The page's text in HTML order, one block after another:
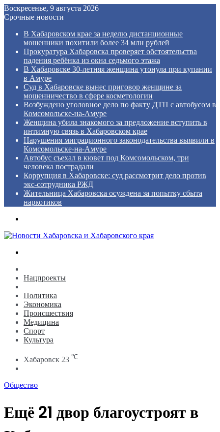
Воскресенье, 9 августа 2026
Срочные новости
В Хабаровском крае за неделю дистанционные
мошенники похитили более 34 млн рублей
Прокуратура Хабаровска проверяет обстоятельства
падения ребёнка из окна седьмого этажа
В Хабаровске 30-летняя женщина утонула при купании
в Амуре
Суд в Хабаровске вынес приговор женщине за
мошенничество в сфере косметологии
Возбуждено уголовное дело по факту ДТП с автобусом в
Комсомольске‑на‑Амуре
Женщина убила знакомого за предложение вступить в
интимную связь в Хабаровском крае
Нарушения миграционного законодательства выявили в
Комсомольске‑на‑Амуре
Автобус съехал в кювет под Комсомольском, три
человека пострадали
Коррупция в Хабаровске: суд рассмотрит дело против
экс‑сотрудника РЖД
Жительница Хабаровска осуждена за попытку сбыта
наркотиков
Нацпроекты
Политика
Экономика
Происшествия
Медицина
Спорт
Культура
Хабаровск 23 ℃
Общество
Ещё 21 двор благоустроят в